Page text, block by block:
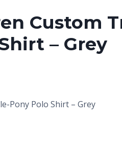
Custom
– Grey
Pony Polo Shirt – Grey